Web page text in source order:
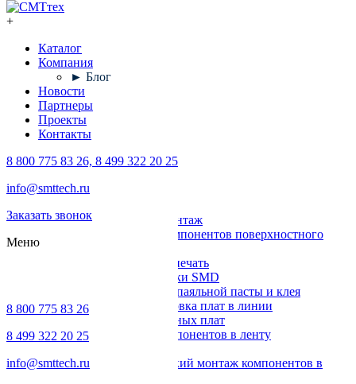
+
Каталог
Компания
► Блог
Новости
Партнеры
Проекты
Контакты
8 800 775 83 26, 8 499 322 20 25
info@smttech.ru
Заказать звонок
Меню
8 800 775 83 26
8 499 322 20 25
info@smttech.ru
Поверхностный монтаж
Установка компонентов поверхностного
Трафаретная печать
Печи для пайки SMD
Дозирование паяльной пасты и клея
Транспортировка плат в линии
Ремонт печатных плат
Упаковка компонентов в ленту
Автоматический монтаж компонентов в